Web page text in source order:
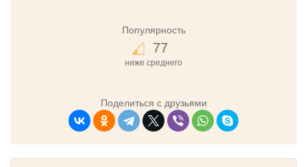
Популярность
77
ниже среднего
Поделиться с друзьями